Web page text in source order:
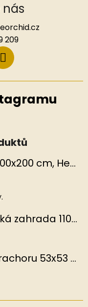
209
Kašmírový pléd Květiny 100x200 cm, Hedvábný svět
Hedvábný šátek Japonská zahrada 110x110 cm v dárkovém balení, HEDVÁBNÝ SVĚT
Hedvábný šátek Květy hrachoru 53x53 cm v dárkovém balení, HEDVÁBNÝ SVĚT